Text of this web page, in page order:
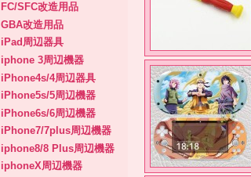
FC/SFC改造用品
GBA改造用品
iPad周辺器具
iphone 3周辺機器
iPhone4s/4周辺器具
iPhone5s/5周辺機器
iPhone6s/6周辺機器
iPhone7/7plus周辺機器
iphone8/8 Plus周辺機器
iphoneX周辺機器